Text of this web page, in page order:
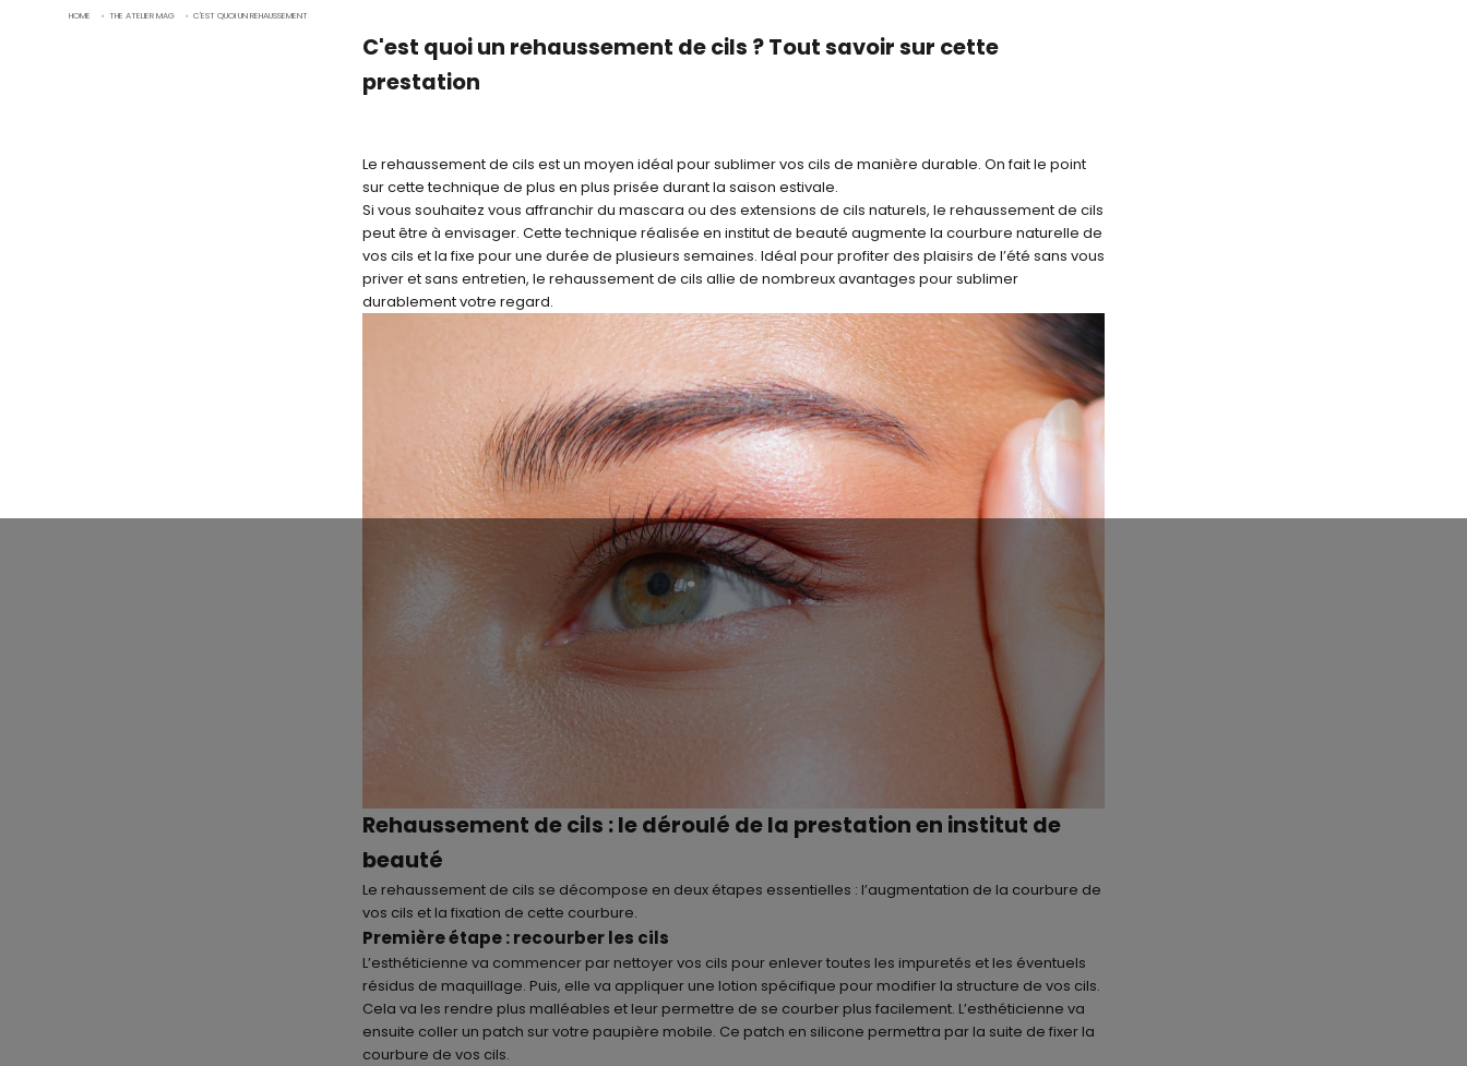
HOME › THE ATELIER MAG › C'EST QUOI UN REHAUSSEMENT DE CILS ? TOUT SAVOIR SUR CETTE PRESTATION
C'est quoi un rehaussement de cils ? Tout savoir sur cette
prestation
Le rehaussement de cils est un moyen idéal pour sublimer vos cils de manière durable. On fait le point
sur cette technique de plus en plus prisée durant la saison estivale.
Si vous souhaitez vous affranchir du mascara ou des extensions de cils naturels, le rehaussement de cils
peut être à envisager. Cette technique réalisée en institut de beauté augmente la courbure naturelle de
vos cils et la fixe pour une durée de plusieurs semaines. Idéal pour profiter des plaisirs de l’été sans vous
priver et sans entretien, le rehaussement de cils allie de nombreux avantages pour sublimer
durablement votre regard.
Rehaussement de cils : le déroulé de la prestation en institut de
beauté
Le rehaussement de cils se décompose en deux étapes essentielles : l’augmentation de la courbure de
vos cils et la fixation de cette courbure.
Première étape : recourber les cils
L’esthéticienne va commencer par nettoyer vos cils pour enlever toutes les impuretés et les éventuels
résidus de maquillage. Puis, elle va appliquer une lotion spécifique pour modifier la structure de vos cils.
Cela va les rendre plus malléables et leur permettre de se courber plus facilement. L’esthéticienne va
ensuite coller un patch sur votre paupière mobile. Ce patch en silicone permettra par la suite de fixer la
courbure de vos cils.